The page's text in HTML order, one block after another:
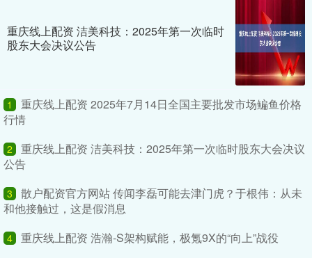
重庆线上配资 洁美科技：2025年第一次临时
股东大会决议公告
1
重庆线上配资 2025年7月14日全国主要批发市场鳊鱼价格
行情
2
重庆线上配资 洁美科技：2025年第一次临时股东大会决议
公告
3
散户配资官方网站 传闻李磊可能去津门虎？于根伟：从未
和他接触过，这是假消息
4 重庆线上配资 浩瀚-S架构赋能，极氪9X的“向上”战役